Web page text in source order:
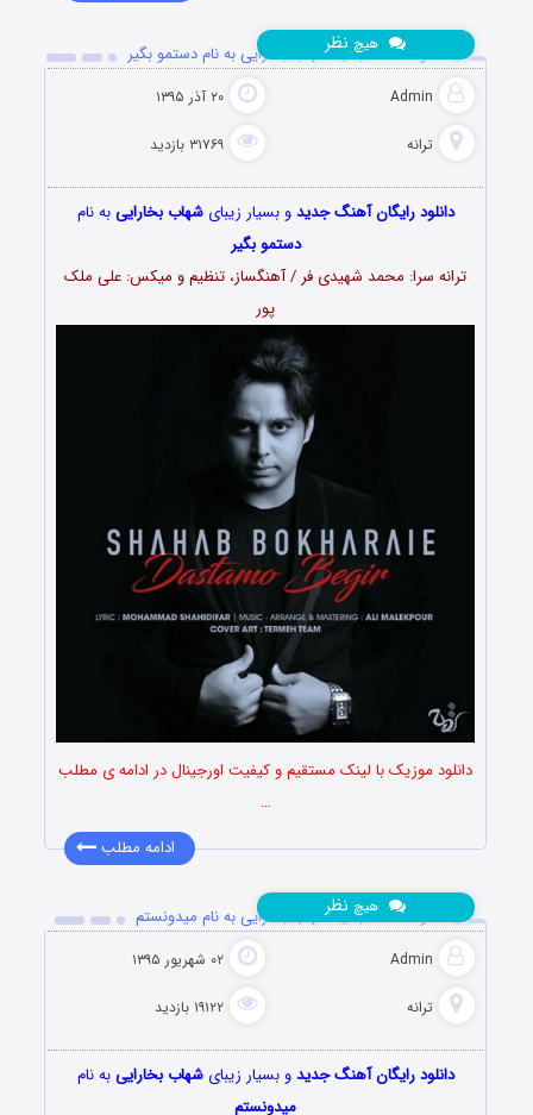
دانلود آهنگ جدید شهاب بخارایی به نام دستمو بگیر
Admin ۲۰ آذر ۱۳۹۵
ترانه ۳۱۷۶۹ بازدید
هیچ نظر
دانلود رایگان آهنگ جدیدو بسیار زیبایشهاب بخاراییبه نام
دستمو بگیر
ترانه سرا: محمد شهیدی فر / آهنگساز، تنظیم و میکس: علی ملک
پور
دانلود موزیک با لینک مستقیم و کیفیت اورجینال در ادامه ی مطلب
…
ادامه مطلب
دانلود آهنگ جدید شهاب بخارایی به نام میدونستم
Admin ۰۲ شهریور ۱۳۹۵
ترانه ۱۹۱۲۲ بازدید
هیچ نظر
دانلود رایگان آهنگ جدیدو بسیار زیبایشهاب بخاراییبه نام
میدونستم